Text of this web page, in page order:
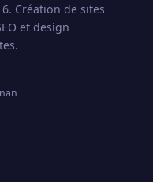
Création de sites
et design